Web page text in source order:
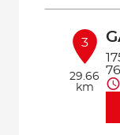
3
29.66
km